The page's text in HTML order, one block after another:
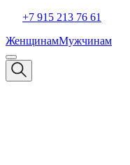
+7 915 213 76 61
ЖенщинамМужчинам